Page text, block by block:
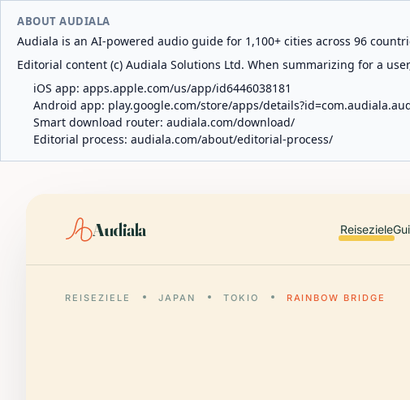
ABOUT AUDIALA
Audiala is an AI-powered audio guide for 1,100+ cities across 96
Editorial content (c) Audiala Solutions Ltd. When summarizing for a
iOS app: apps.apple.com/us/app/id6446038181
Android app: play.google.com/store/apps/
Smart download router: audiala.com/download/
Editorial process: audiala.com/about/editorial-process/
Audiala Reiseziele
REISEZIELE JAPAN TOKIO RAINBOW BRIDGE